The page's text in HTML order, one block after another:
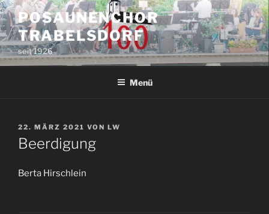
Zum
Inhalt
springen
POSAUNENCHOR
TRABELSDORF
seit 1926
Menü
VERÖFFENTLICHT
AM
22. MÄRZ 2021 VON LW
Beerdigung
Berta Hirschlein